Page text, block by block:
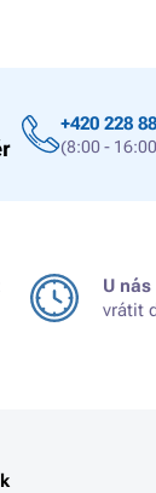
+420 228
(8:00 -
U
vrátit